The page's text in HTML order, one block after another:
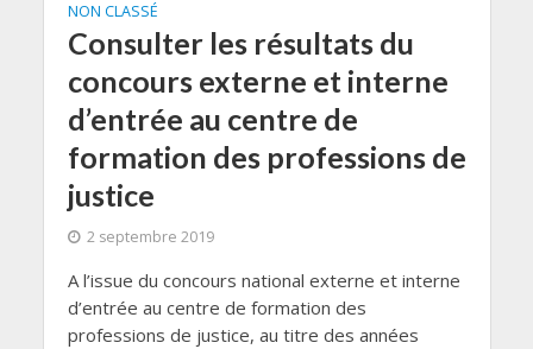
NON CLASSÉ
Consulter les résultats du
concours externe et interne
d’entrée au centre de
formation des professions de
justice
2 septembre 2019
A l’issue du concours national externe et interne
d’entrée au centre de formation des
professions de justice, au titre des années